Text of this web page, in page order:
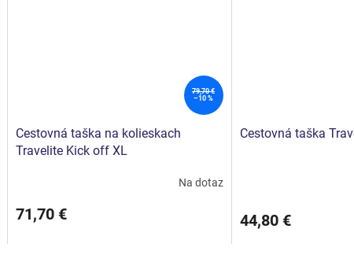
79,70 €
–10 %
Cestovná taška na kolieskach
Travelite Kick off XL
produktu
Na dotaz
71,70 €
Cestovná taška
produktu
je
44,80 €